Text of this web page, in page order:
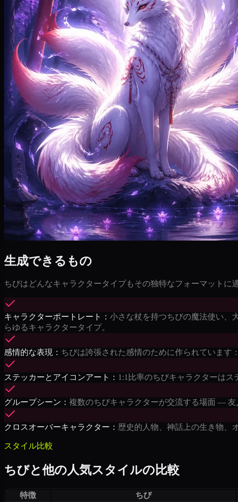
生成できるもの
ちびはどんなキャラクタータイプもその独特なフォーマットに
キャラクターポートレート： 小さな杖を持つちびの魔法使い、
らゆるキャラクタータイプ。
感情的な表現： ちびは誇張された感情のために作られています
ステッカーとアイコンアート： 1:1比率のちびキャラクターはス
グループシーン： 複数のちびキャラクターが交流する場面 —
クロスオーバーキャラクター： 歴史的人物、神話上の生き物、
スタイル比較
ちびと他の人気スタイルの比較
特徴 ちび